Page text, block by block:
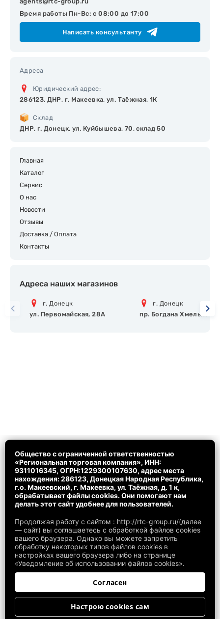
Общество с ограниченной ответственностью
«Региональная торговая компания», ИНН:
9311016345, ОГРН:1229300107630, адрес места
нахождения: 286123, Донецкая Народная Республика,
г.о. Макеевский, г. Макеевка, ул. Таёжная, д. 1 к,
обрабатывает файлы cookies. Они помогают нам
делать этот сайт удобнее для пользователей.
Продолжая работу с сайтом : http://rtc-group.ru/(далее
— сайт) вы соглашаетесь с обработкой файлов cookies
вашего браузера. Однако вы можете запретить
обработку некоторых типов файлов cookies в
настройках вашего браузера либо на странице
«Уведомление об использовании файлов cookies».
Согласен
Настрою cookies сам
Время работы Пн-Вс: с 08:00 до 17:00
Написать консультанту
Адреса
Юридический адрес:
286123, ДНР, г. Макеевка, ул. Таёжная, 1К
Склад
ДНР, г. Донецк, ул. Куйбышева, 70, склад 50
Главная
Каталог
Сервис
О нас
Новости
Отзывы
Доставка / Оплата
Контакты
Адреса наших магазинов
г. Донецк
ул. Первомайская, 28А
г. Донецк
пр. Богдана
© ООО «РТК» 2026. Все права защищены.
Настройки Cookies
Политика обработки персональных данных
Пользовательское соглашение
Разработано в Россайт